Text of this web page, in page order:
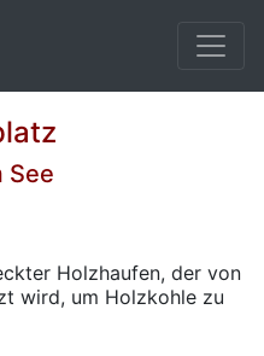
See
Holzhaufen, der von
wird, um Holzkohle zu